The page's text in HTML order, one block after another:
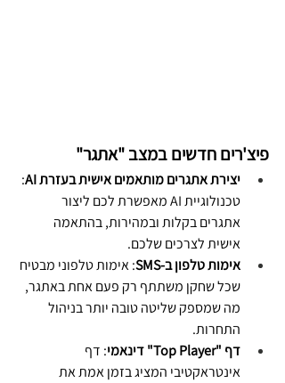
פיצ'רים חדשים במצב "אתגר"
יצירת אתגרים מותאמים אישית בעזרת AI
:
טכנולוגיית AI מאפשרת לכם ליצור
אתגרים בקלות ובמהירות, בהתאמה
אישית לצרכים שלכם.
אימות טלפון ב-SMS
: אימות טלפוני מבטיח
שכל שחקן משתתף רק פעם אחת באתגר,
מה שמספק שליטה טובה יותר בניהול
התחרות.
דף "Top Player" דינאמי
: דף
אינטראקטיבי המציג בזמן אמת את